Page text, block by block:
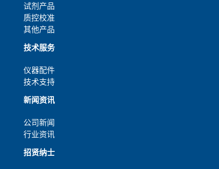
试剂产品
质控校准
其他产品
技术服务
仪器配件
技术支持
新闻资讯
公司新闻
行业资讯
招贤纳士